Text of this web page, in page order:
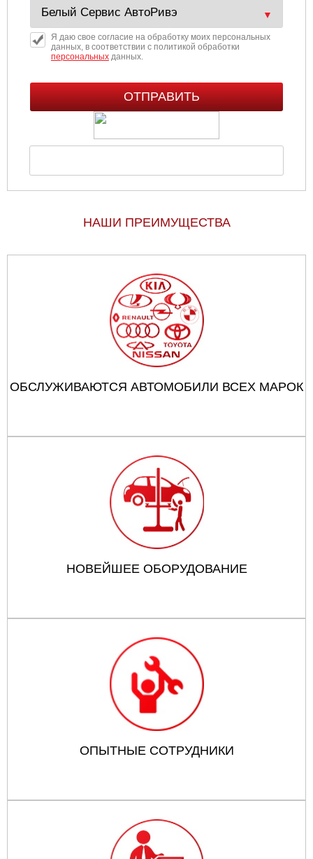
Я даю свое согласие на обработку моих персональных
данных, в соответствии с политикой обработки
персональныхданных.
НАШИ ПРЕИМУЩЕСТВА
ОБСЛУЖИВАЮТСЯ АВТОМОБИЛИ ВСЕХ МАРОК
НОВЕЙШЕЕ ОБОРУДОВАНИЕ
ОПЫТНЫЕ СОТРУДНИКИ